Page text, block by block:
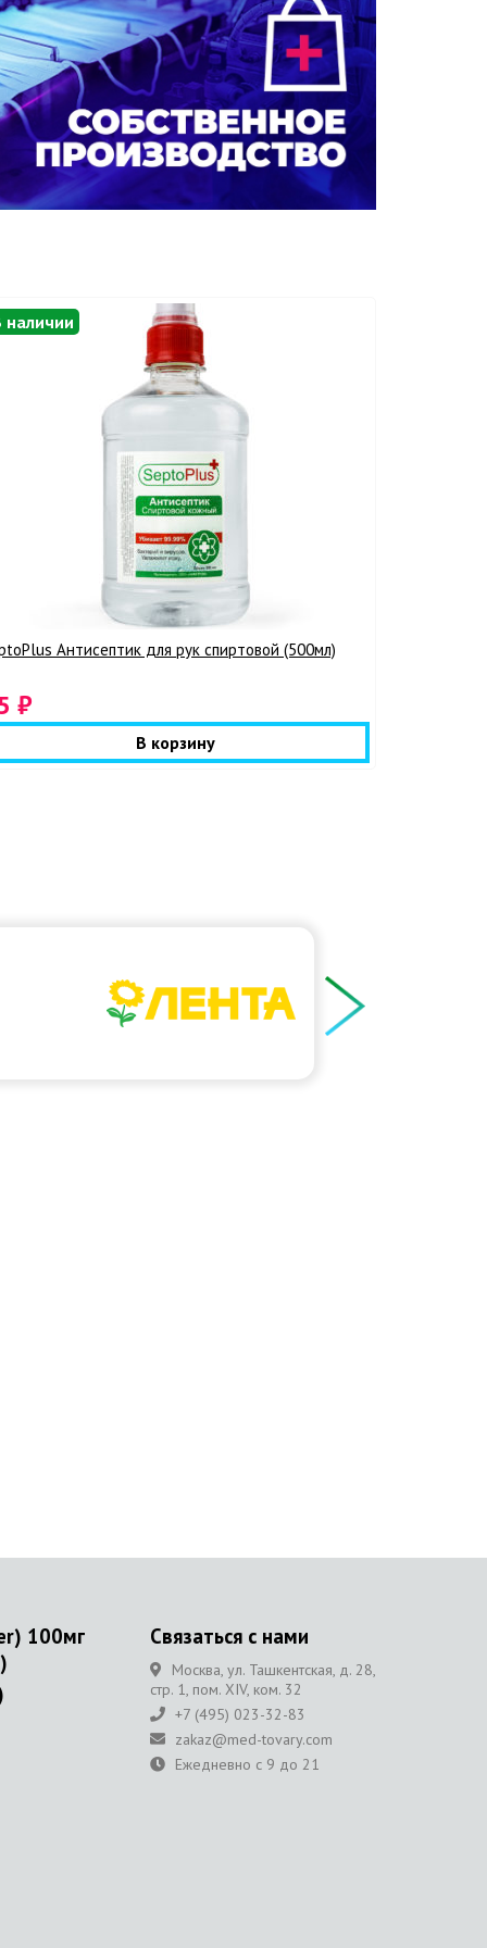
наличии
Антисептик для рук спиртовой (500мл)
₽
В корзину
100мг
Связаться с нами
Москва, ул. Ташкентская, д. 28,
стр. 1, пом. XIV, ком. 32
+7 (495) 023-32-83
zakaz@med-tovary.com
Ежедневно с 9 до 21